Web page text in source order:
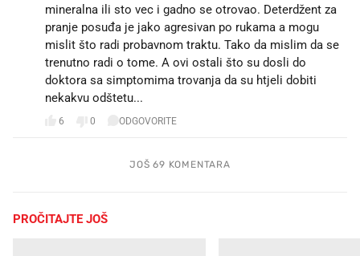
mineralna ili sto vec i gadno se otrovao. Deterdžent za
pranje posuđa je jako agresivan po rukama a mogu
mislit što radi probavnom traktu. Tako da mislim da se
trenutno radi o tome. A ovi ostali što su dosli do
doktora sa simptomima trovanja da su htjeli dobiti
nekakvu odštetu...
6 0 ODGOVORITE
JOŠ 69 KOMENTARA
PROČITAJTE JOŠ